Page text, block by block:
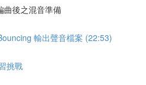
曲後之混音準備
輸出聲音檔案 (22:53)
挑戰